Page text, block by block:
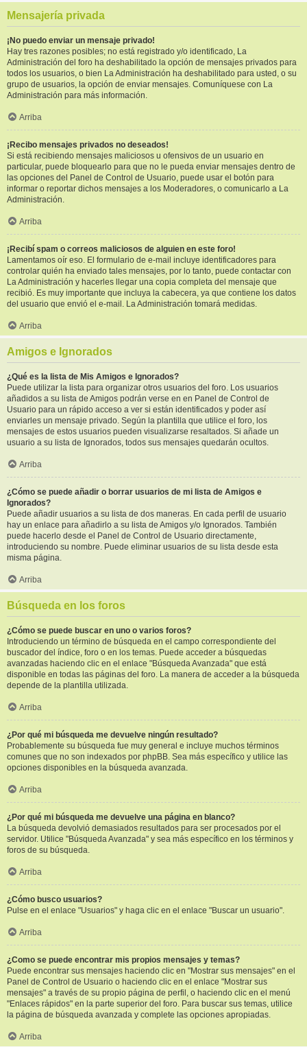
Mensajería privada
¡No puedo enviar un mensaje privado!
Hay tres razones posibles; no está registrado y/o identificado, La
Administración del foro ha deshabilitado la opción de mensajes privados para
todos los usuarios, o bien La Administración ha deshabilitado para usted, o su
grupo de usuarios, la opción de enviar mensajes. Comuníquese con La
Administración para más información.
Arriba
¡Recibo mensajes privados no deseados!
Si está recibiendo mensajes maliciosos u ofensivos de un usuario en
particular, puede bloquearlo para que no le pueda enviar mensajes dentro de
las opciones del Panel de Control de Usuario, puede usar el botón para
informar o reportar dichos mensajes a los Moderadores, o comunicarlo a La
Administración.
Arriba
¡Recibí spam o correos maliciosos de alguien en este foro!
Lamentamos oír eso. El formulario de e-mail incluye identificadores para
controlar quién ha enviado tales mensajes, por lo tanto, puede contactar con
La Administración y hacerles llegar una copia completa del mensaje que
recibió. Es muy importante que incluya la cabecera, ya que contiene los datos
del usuario que envió el e-mail. La Administración tomará medidas.
Arriba
Amigos e Ignorados
¿Qué es la lista de Mis Amigos e Ignorados?
Puede utilizar la lista para organizar otros usuarios del foro. Los usuarios
añadidos a su lista de Amigos podrán verse en en Panel de Control de
Usuario para un rápido acceso a ver si están identificados y poder así
enviarles un mensaje privado. Según la plantilla que utilice el foro, los
mensajes de estos usuarios pueden visualizarse resaltados. Si añade un
usuario a su lista de Ignorados, todos sus mensajes quedarán ocultos.
Arriba
¿Cómo se puede añadir o borrar usuarios de mi lista de Amigos e
Ignorados?
Puede añadir usuarios a su lista de dos maneras. En cada perfil de usuario
hay un enlace para añadirlo a su lista de Amigos y/o Ignorados. También
puede hacerlo desde el Panel de Control de Usuario directamente,
introduciendo su nombre. Puede eliminar usuarios de su lista desde esta
misma página.
Arriba
Búsqueda en los foros
¿Cómo se puede buscar en uno o varios foros?
Introduciendo un término de búsqueda en el campo correspondiente del
buscador del índice, foro o en los temas. Puede acceder a búsquedas
avanzadas haciendo clic en el enlace "Búsqueda Avanzada" que está
disponible en todas las páginas del foro. La manera de acceder a la búsqueda
depende de la plantilla utilizada.
Arriba
¿Por qué mi búsqueda me devuelve ningún resultado?
Probablemente su búsqueda fue muy general e incluye muchos términos
comunes que no son indexados por phpBB. Sea más específico y utilice las
opciones disponibles en la búsqueda avanzada.
Arriba
¿Por qué mi búsqueda me devuelve una página en blanco?
La búsqueda devolvió demasiados resultados para ser procesados por el
servidor. Utilice "Búsqueda Avanzada" y sea más específico en los términos y
foros de su búsqueda.
Arriba
¿Cómo busco usuarios?
Pulse en el enlace "Usuarios" y haga clic en el enlace "Buscar un usuario".
Arriba
¿Como se puede encontrar mis propios mensajes y temas?
Puede encontrar sus mensajes haciendo clic en "Mostrar sus mensajes" en el
Panel de Control de Usuario o haciendo clic en el enlace "Mostrar sus
mensajes" a través de su propio página de perfil, o haciendo clic en el menú
"Enlaces rápidos" en la parte superior del foro. Para buscar sus temas, utilice
la página de búsqueda avanzada y complete las opciones apropiadas.
Arriba